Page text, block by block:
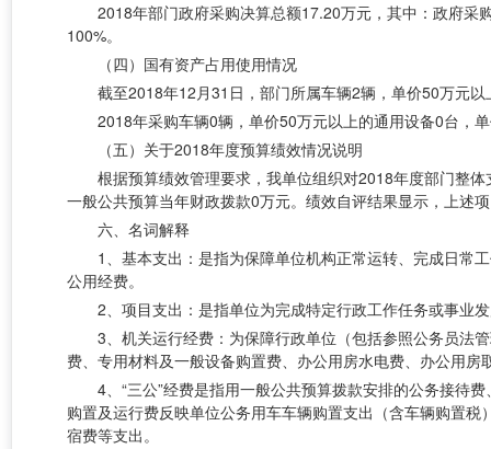
2018年部门政府采购决算总额17.20万元，其中：政府
100%。
（四）国有资产占用使用情况
截至2018年12月31日，部门所属车辆2辆，单价50万元
2018年采购车辆0辆，单价50万元以上的通用设备0台，
（五）关于2018年度预算绩效情况说明
根据预算绩效管理要求，我单位组织对2018年度部门整
一般公共预算当年财政拨款0万元。绩效自评结果显示，上述
六、名词解释
1、基本支出：是指为保障单位机构正常运转、完成日常
公用经费。
2、项目支出：是指单位为完成特定行政工作任务或事业
3、机关运行经费：为保障行政单位（包括参照公务员法
费、专用材料及一般设备购置费、办公用房水电费、办公用
4、“三公”经费是指用一般公共预算拨款安排的公务接待
购置及运行费反映单位公务用车车辆购置支出（含车辆购置
宿费等支出。